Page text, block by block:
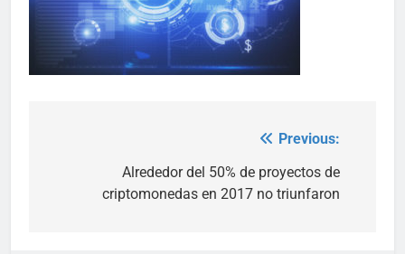
navigation
Previous:
Alrededor del 50% de proyectos de
criptomonedas en 2017 no triunfaron